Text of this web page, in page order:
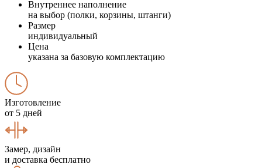
Внутреннее наполнение
на выбор (полки, корзины, штанги)
Размер
индивидуальный
Цена
указана за базовую комплектацию
Изготовление
от 5 дней
Замер, дизайн
и доставка бесплатно